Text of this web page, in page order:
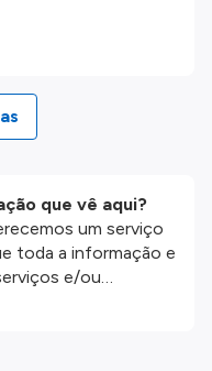
que vê aqui?
um serviço
toda a informação e
e/ou
website são